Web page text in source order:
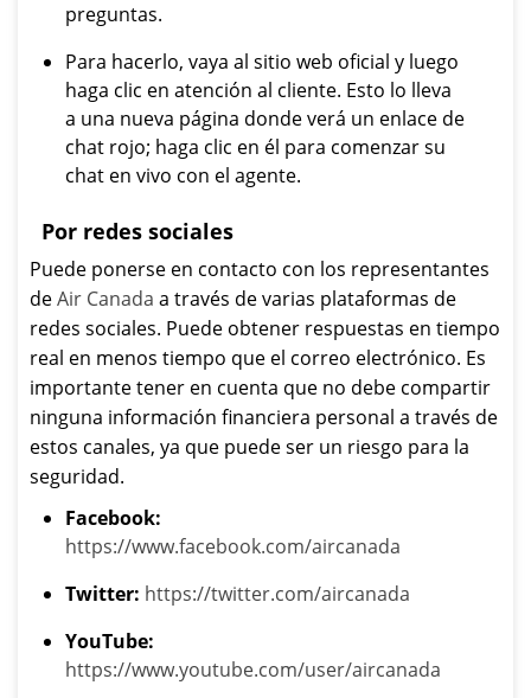
preguntas.
Para hacerlo, vaya al sitio web oficial y luego
haga clic en atención al cliente. Esto lo lleva
a una nueva página donde verá un enlace de
chat rojo; haga clic en él para comenzar su
chat en vivo con el agente.
Por redes sociales
Puede ponerse en contacto con los representantes
deAir Canada a través de varias plataformas de
redes sociales. Puede obtener respuestas en tiempo
real en menos tiempo que el correo electrónico. Es
importante tener en cuenta que no debe compartir
ninguna información financiera personal a través de
estos canales, ya que puede ser un riesgo para la
seguridad.
Facebook:
https://www.facebook.com/aircanada
Twitter: https://twitter.com/aircanada
YouTube:
https://www.youtube.com/user/aircanada